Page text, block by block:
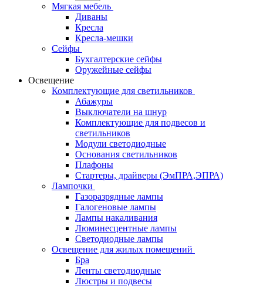
Мягкая мебель
Диваны
Кресла
Кресла-мешки
Сейфы
Бухгалтерские сейфы
Оружейные сейфы
Освещение
Комплектующие для светильников
Абажуры
Выключатели на шнур
Комплектующие для подвесов и
светильников
Модули светодиодные
Основания светильников
Плафоны
Стартеры, драйверы (ЭмПРА,ЭПРА)
Лампочки
Газоразрядные лампы
Галогеновые лампы
Лампы накаливания
Люминесцентные лампы
Светодиодные лампы
Освещение для жилых помещений
Бра
Ленты светодиодные
Люстры и подвесы